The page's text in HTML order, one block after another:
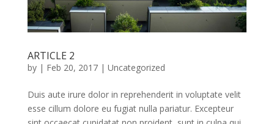
ARTICLE 2
by | Feb 20, 2017| Uncategorized
Duis aute irure dolor in reprehenderit in voluptate velit
esse cillum dolore eu fugiat nulla pariatur. Excepteur